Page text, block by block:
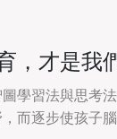
，才是我
學習法與思考
而逐步使孩子